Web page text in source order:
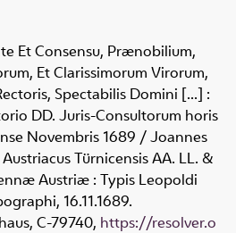
Et Consensu, Prænobilium,
Et Clarissimorum Virorum,
Spectabilis Domini [...] :
DD. Juris-Consultorum horis
Novembris 1689 / Joannes
Türnicensis AA. LL. &
Austriæ : Typis Leopoldi
16.11.1689.
C-79740, https://resolver.o